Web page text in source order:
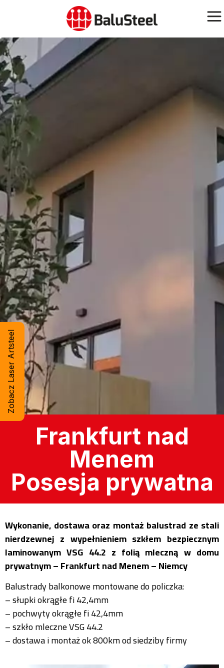
Zobacz Laser Artsteel
Frankfurt nad
Menem
Posesja prywatna
Wykonanie, dostawa oraz montaż balustrad ze stali
nierdzewnej z wypełnieniem szkłem bezpiecznym
laminowanym VSG 44.2 z folią mleczną w domu
prywatnym – Frankfurt nad Menem – Niemcy
Balustrady balkonowe montowane do policzka:
– słupki okrągłe fi 42,4mm
– pochwyty okrągłe fi 42,4mm
– szkło mleczne VSG 44.2
– dostawa i montaż ok 800km od siedziby firmy